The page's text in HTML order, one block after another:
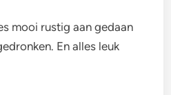
mooi rustig aan gedaan
En alles leuk